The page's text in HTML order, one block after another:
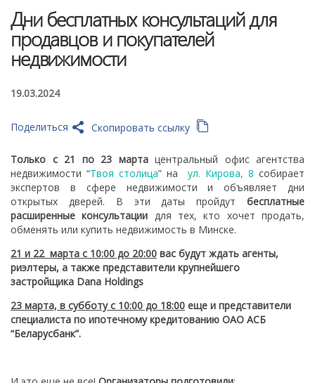
Дни бесплатных консультаций для
продавцов и покупателей
недвижимости
19.03.2024
Скопировать ссылку
Поделиться
Только с 21 по 23 мартацентральный офис агентства
недвижимости “Твоя столица” на ул. Кирова, 8 собирает
экспертов в сфере недвижимости и объявляет дни
открытых дверей. В эти даты пройдут бесплатные
расширенные консультации для тех, кто хочет продать,
обменять или купить недвижимость в Минске.
21 и 22 марта с 10:00 до 20:00 вас будут ждать агенты,
риэлтеры, а также представители крупнейшего
застройщика Dana Holdings
23 марта, в субботу с 10:00 до 18:00 еще и представители
специалиста по ипотечному кредитованию ОАО АСБ
“Беларусбанк”.